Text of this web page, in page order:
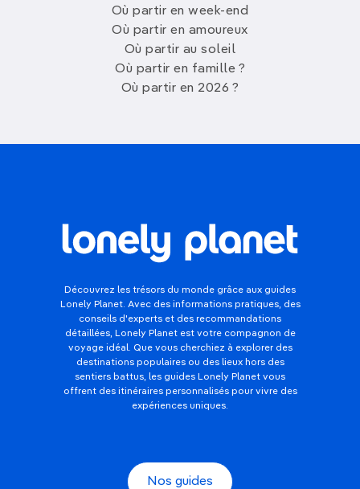
Où partir en week-end
Où partir en amoureux
Où partir au soleil
Où partir en famille ?
Où partir en 2026 ?
Découvrez les trésors du monde grâce aux guides
Lonely Planet. Avec des informations pratiques, des
conseils d'experts et des recommandations
détaillées, Lonely Planet est votre compagnon de
voyage idéal. Que vous cherchiez à explorer des
destinations populaires ou des lieux hors des
sentiers battus, les guides Lonely Planet vous
offrent des itinéraires personnalisés pour vivre des
expériences uniques.
Nos guides